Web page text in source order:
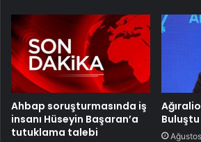
Ahbap soruşturmasında iş
insanı Hüseyin Başaran’a
tutuklama talebi
Buluştu